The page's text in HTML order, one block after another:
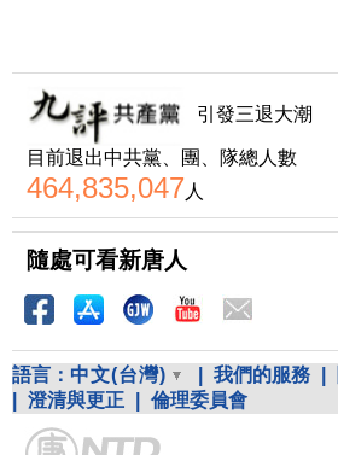
引發三退大潮
目前退出中共黨、團、隊總人數
464,835,047人
隨處可看新唐人
語言： 中文(台灣) 我們的服務
澄清與更正 倫理委員會